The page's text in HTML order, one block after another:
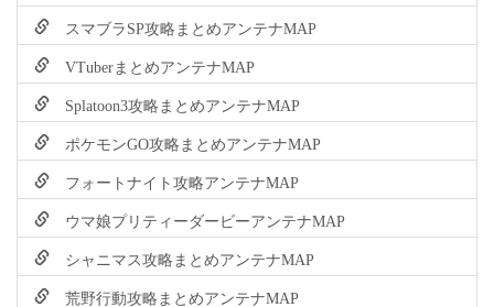
スマブラSP攻略まとめアンテナMAP
VTuberまとめアンテナMAP
Splatoon3攻略まとめアンテナMAP
ポケモンGO攻略まとめアンテナMAP
フォートナイト攻略アンテナMAP
ウマ娘プリティーダービーアンテナMAP
シャニマス攻略まとめアンテナMAP
荒野行動攻略まとめアンテナMAP